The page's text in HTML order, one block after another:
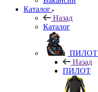
Каталог
Назад
Каталог
ПИЛОТ
Назад
ПИЛОТ